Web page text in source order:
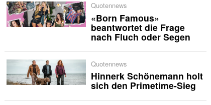
Quotennews
«Born Famous»
beantwortet die Frage
nach Fluch oder Segen
Quotennews
Hinnerk Schönemann holt
sich den Primetime-Sieg